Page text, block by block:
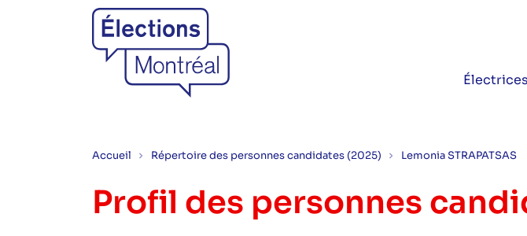
Accueil Répertoire des personnes candidates (2025) Lemonia STRAPATSAS
Profil des personnes